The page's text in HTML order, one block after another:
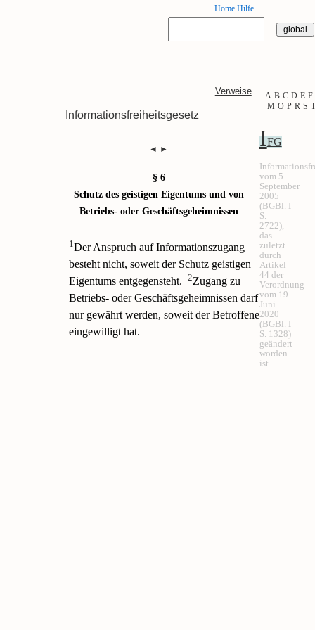
Home Hilfe
A B C D E F
M O P R S T
Informationsfreiheitsgesetz
Verweise
◄ ►
§ 6
Schutz des geistigen Eigentums und von
Betriebs- oder Geschäftsgeheimnissen
IFG
vom 5.
September
2005
(BGBl. I
S.
2722),
das
zuletzt
durch
Artikel
44 der
Verordnung
vom 19.
Juni
2020
(BGBl. I
S. 1328)
geändert
worden
ist
1Der Anspruch auf Informationszugang
besteht nicht, soweit der Schutz geistigen
Eigentums entgegensteht.
2Zugang zu
Betriebs- oder Geschäftsgeheimnissen darf
nur gewährt werden, soweit der Betroffene
eingewilligt hat.